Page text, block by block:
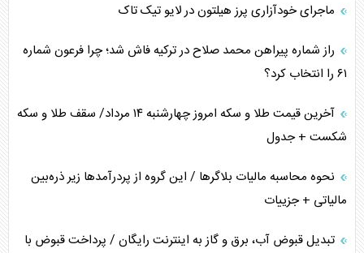
همسویی عربستان با سنتکام علیه متحدان ایران
ترامپ و توهم خلع سلاح حماس
ماجرای خودآزاری پرز هیلتون در لایو تیک تاک
راز شماره پیراهن محمد صلاح در ترکیه فاش شد؛ چرا فرعون شماره
۶۱ را انتخاب کرد؟
آخرین قیمت طلا و سکه امروز چهارشنبه ۱۴ مرداد/ سقف طلا و سکه
شکست + جدول
نحوه محاسبه مالیات بلاگر‌ها / این گروه از پردرآمد‌ها زیر ذره‌بین
مالیاتی + جزییات
تبدیل قبوض آب، برق و گاز به اینترنت رایگان / پرداخت قبوض با